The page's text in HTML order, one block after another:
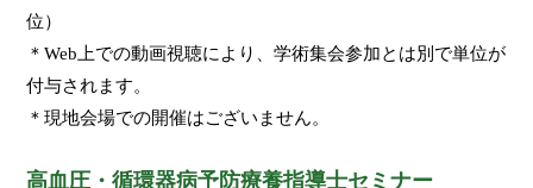
位）
＊Web上での動画視聴により、学術集会参加とは別で単位が
付与されます。
＊現地会場での開催はございません。
高血圧・循環器病予防療養指導士セミナー